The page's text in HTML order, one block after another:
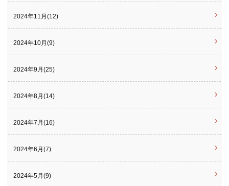
2024年11月(12)
2024年10月(9)
2024年9月(25)
2024年8月(14)
2024年7月(16)
2024年6月(7)
2024年5月(9)